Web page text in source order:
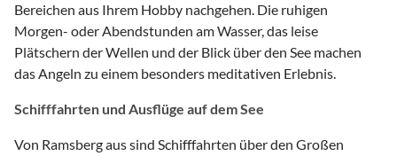
Bereichen aus Ihrem Hobby nachgehen. Die ruhigen
Morgen- oder Abendstunden am Wasser, das leise
Plätschern der Wellen und der Blick über den See machen
das Angeln zu einem besonders meditativen Erlebnis.
Schifffahrten und Ausflüge auf dem See
Von Ramsberg aus sind Schifffahrten über den Großen